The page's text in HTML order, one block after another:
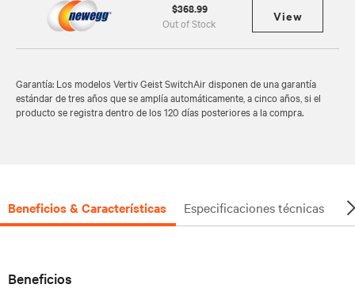
$368.99
Out of Stock View
Garantía: Los modelos Vertiv Geist SwitchAir disponen de una garantía
estándar de tres años que se amplía automáticamente, a cinco años, si el
producto se registra dentro de los 120 días posteriores a la compra.
Beneficios & Características Especificaciones técnicas
Beneficios